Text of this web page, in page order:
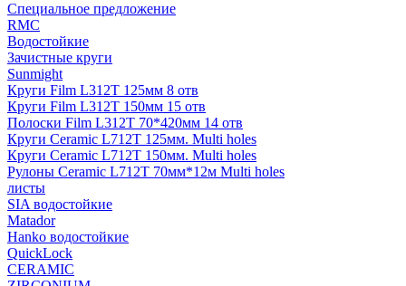
Специальное предложение
RMC
Водостойкие
Зачистные круги
Sunmight
Круги Film L312T 125мм 8 отв
Круги Film L312T 150мм 15 отв
Полоски Film L312T 70*420мм 14 отв
Круги Ceramic L712T 125мм. Multi holes
Круги Ceramic L712T 150мм. Multi holes
Рулоны Ceramic L712T 70мм*12м Multi holes
листы
SIA водостойкие
Matador
Hanko водостойкие
QuickLock
CERAMIC